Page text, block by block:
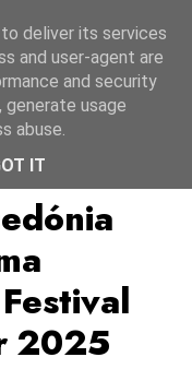
2025
deliver its services
and user-agent are
and security
usage
abuse.
IT